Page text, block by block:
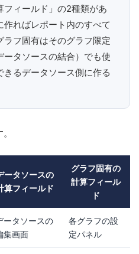
フィールド」の2種類があ
作ればレポート内のすべて
フ固有はそのグラフ限定
タソースの結合）でも使
るデータソース側に作る
ータソースの
算フィールド
グラフ固有の
計算フィール
ド
ータソースの
集画面
各グラフの設
定パネル